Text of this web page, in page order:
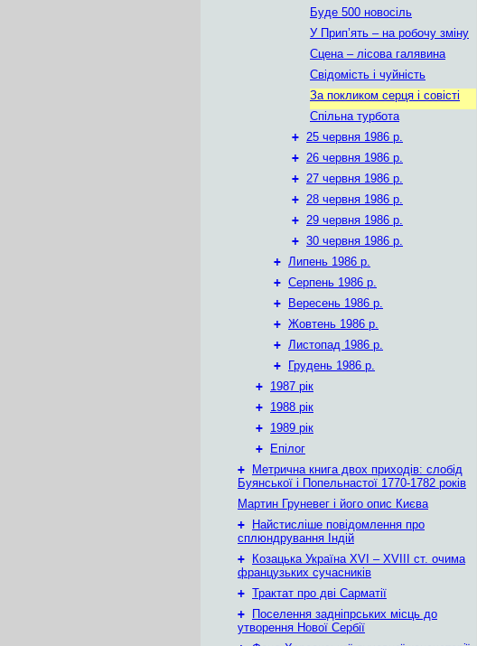
Буде 500 новосіль
У Прип’ять – на робочу зміну
Сцена – лісова галявина
Свідомість і чуйність
За покликом серця і совісті
Спільна турбота
+ 25 червня 1986 р.
+ 26 червня 1986 р.
+ 27 червня 1986 р.
+ 28 червня 1986 р.
+ 29 червня 1986 р.
+ 30 червня 1986 р.
+ Липень 1986 р.
+ Серпень 1986 р.
+
Вересень 1986 р.
+ Жовтень 1986 р.
+ Листопад 1986 р.
+
Грудень 1986 р.
+ 1987 рік
+ 1988 рік
+ 1989 рік
+
Епілог
+
Метрична книга двох приходів: слобід
Буянської і Попельнастої 1770-1782 років
Мартин Груневег і його опис Києва
+
Найстисліше повідомлення про
сплюндрування Індій
+
Козацька Україна ХVІ – ХVІІІ ст. очима
французьких сучасників
+ Трактат про дві Сарматії
+
Поселення задніпрських місць до
утворення Нової Сербії